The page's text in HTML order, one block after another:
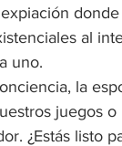
al
uno.
la
juegos o
¿Estás listo